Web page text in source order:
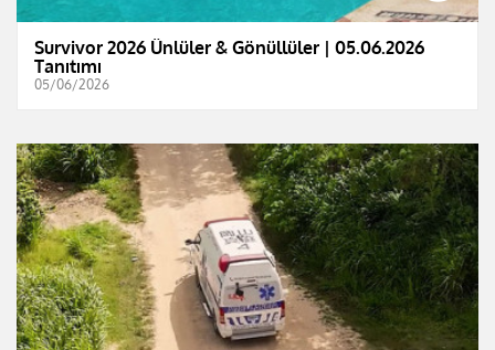
Survivor 2026 Ünlüler & Gönüllüler | 05.06.2026
Tanıtımı
05/06/2026